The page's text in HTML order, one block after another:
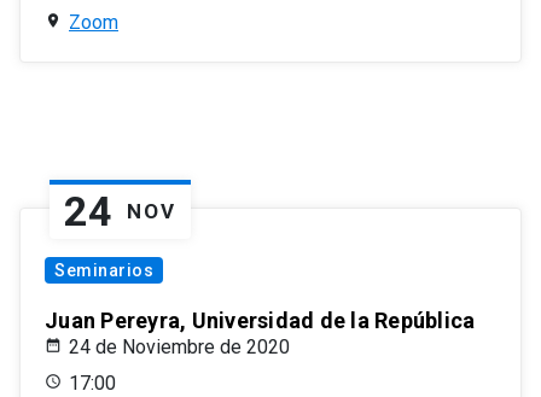
Zoom
24 NOV
Seminarios
Juan Pereyra, Universidad de la República
24 de Noviembre de 2020
17:00